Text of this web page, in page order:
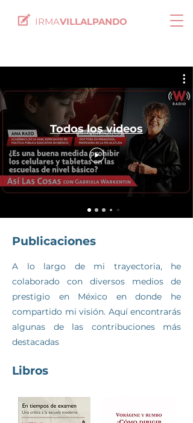
IRMAVILLALPANDO
Todos los videos
Publicaciones
A lo largo de mi trayectoria, he
colaborado con diversos medios de
prestigio en México en donde he
compartido mi visión. Aquí encontrarás
algunas de las contribuciones más
destacadas
Libros